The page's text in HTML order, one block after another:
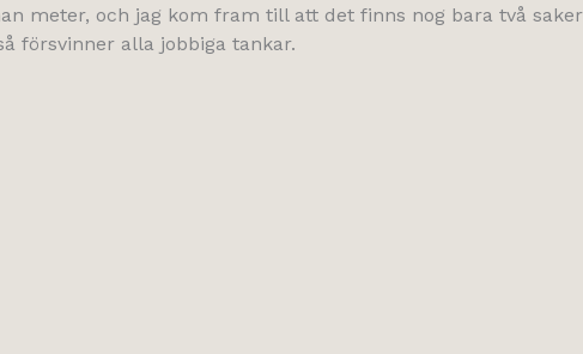
meter, och jag kom fram till att det finns nog bara två
försvinner alla jobbiga tankar.